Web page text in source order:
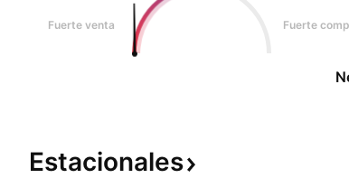
Fuerte venta Fuerte
Estacionales